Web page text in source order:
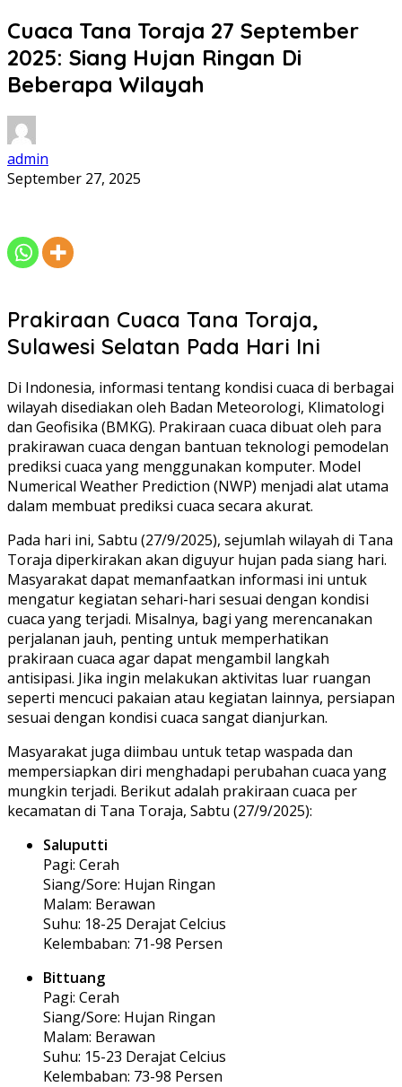
Cuaca Tana Toraja 27 September
2025: Siang Hujan Ringan Di
Beberapa Wilayah
admin
September 27, 2025
Prakiraan Cuaca Tana Toraja,
Sulawesi Selatan Pada Hari Ini
Di Indonesia, informasi tentang kondisi cuaca di berbagai
wilayah disediakan oleh Badan Meteorologi, Klimatologi
dan Geofisika (BMKG). Prakiraan cuaca dibuat oleh para
prakirawan cuaca dengan bantuan teknologi pemodelan
prediksi cuaca yang menggunakan komputer. Model
Numerical Weather Prediction (NWP) menjadi alat utama
dalam membuat prediksi cuaca secara akurat.
Pada hari ini, Sabtu (27/9/2025), sejumlah wilayah di Tana
Toraja diperkirakan akan diguyur hujan pada siang hari.
Masyarakat dapat memanfaatkan informasi ini untuk
mengatur kegiatan sehari-hari sesuai dengan kondisi
cuaca yang terjadi. Misalnya, bagi yang merencanakan
perjalanan jauh, penting untuk memperhatikan
prakiraan cuaca agar dapat mengambil langkah
antisipasi. Jika ingin melakukan aktivitas luar ruangan
seperti mencuci pakaian atau kegiatan lainnya, persiapan
sesuai dengan kondisi cuaca sangat dianjurkan.
Masyarakat juga diimbau untuk tetap waspada dan
mempersiapkan diri menghadapi perubahan cuaca yang
mungkin terjadi. Berikut adalah prakiraan cuaca per
kecamatan di Tana Toraja, Sabtu (27/9/2025):
Saluputti
Pagi: Cerah
Siang/Sore: Hujan Ringan
Malam: Berawan
Suhu: 18-25 Derajat Celcius
Kelembaban: 71-98 Persen
Bittuang
Pagi: Cerah
Siang/Sore: Hujan Ringan
Malam: Berawan
Suhu: 15-23 Derajat Celcius
Kelembaban: 73-98 Persen